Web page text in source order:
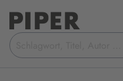
Suchbegriff
eingeben